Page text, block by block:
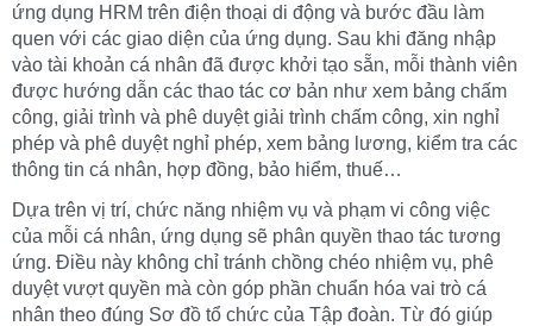
ứng dụng HRM trên điện thoại di động và bước đầu làm
quen với các giao diện của ứng dụng. Sau khi đăng nhập
vào tài khoản cá nhân đã được khởi tạo sẵn, mỗi thành viên
được hướng dẫn các thao tác cơ bản như xem bảng chấm
công, giải trình và phê duyệt giải trình chấm công, xin nghỉ
phép và phê duyệt nghỉ phép, xem bảng lương, kiểm tra các
thông tin cá nhân, hợp đồng, bảo hiểm, thuế…
Dựa trên vị trí, chức năng nhiệm vụ và phạm vi công việc
của mỗi cá nhân, ứng dụng sẽ phân quyền thao tác tương
ứng. Điều này không chỉ tránh chồng chéo nhiệm vụ, phê
duyệt vượt quyền mà còn góp phần chuẩn hóa vai trò cá
nhân theo đúng Sơ đồ tổ chức của Tập đoàn. Từ đó giúp